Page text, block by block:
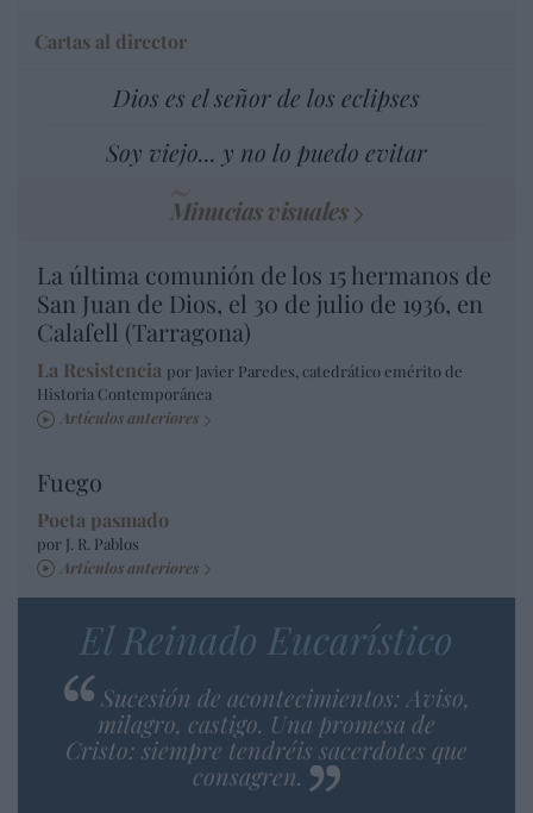
Cartas al director
Dios es el señor de los eclipses
Soy viejo... y no lo puedo evitar
Minucias visuales
La última comunión de los 15 hermanos de
San Juan de Dios, el 30 de julio de 1936, en
Calafell (Tarragona)
La Resistencia por Javier Paredes, catedrático emérito de
Historia Contemporánea
Artículos anteriores
Fuego
Poeta pasmado
por J. R. Pablos
Artículos anteriores
El Reinado Eucarístico
Sucesión de acontecimientos: Aviso,
milagro, castigo. Una promesa de
Cristo: siempre tendréis sacerdotes que
consagren.